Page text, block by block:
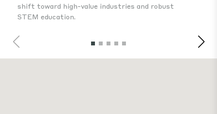
shift toward high-value industries and robust
STEM education.